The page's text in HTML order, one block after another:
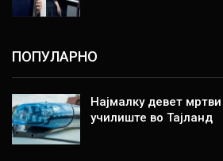
ПОПУЛАРНО
Најмалку девет
училиште во Тајланд